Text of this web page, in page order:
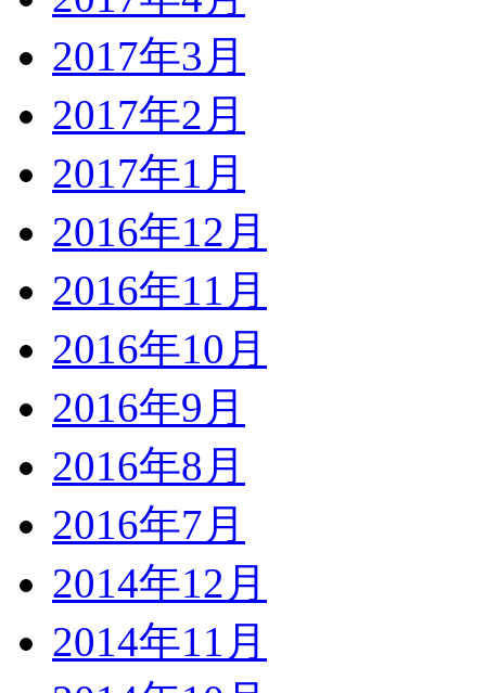
2017年3月
2017年2月
2017年1月
2016年12月
2016年11月
2016年10月
2016年9月
2016年8月
2016年7月
2014年12月
2014年11月